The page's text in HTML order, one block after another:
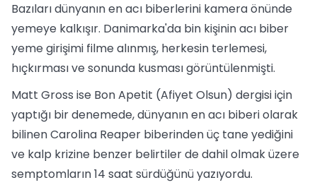
Bazıları dünyanın en acı biberlerini kamera önünde
yemeye kalkışır. Danimarka'da bin kişinin acı biber
yeme girişimi filme alınmış, herkesin terlemesi,
hıçkırması ve sonunda kusması görüntülenmişti.
Matt Gross ise Bon Apetit (Afiyet Olsun) dergisi için
yaptığı bir denemede, dünyanın en acı biberi olarak
bilinen Carolina Reaper biberinden üç tane yediğini
ve kalp krizine benzer belirtiler de dahil olmak üzere
semptomların 14 saat sürdüğünü yazıyordu.